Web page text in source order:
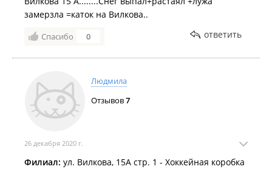
замерзла =каток на Вилкова..
Спасибо 0 ответить
Людмила
Отзывов7
26 декабря 2020 г.
Филиал: ул. Вилкова, 15А стр. 1 - Хоккейная коробка